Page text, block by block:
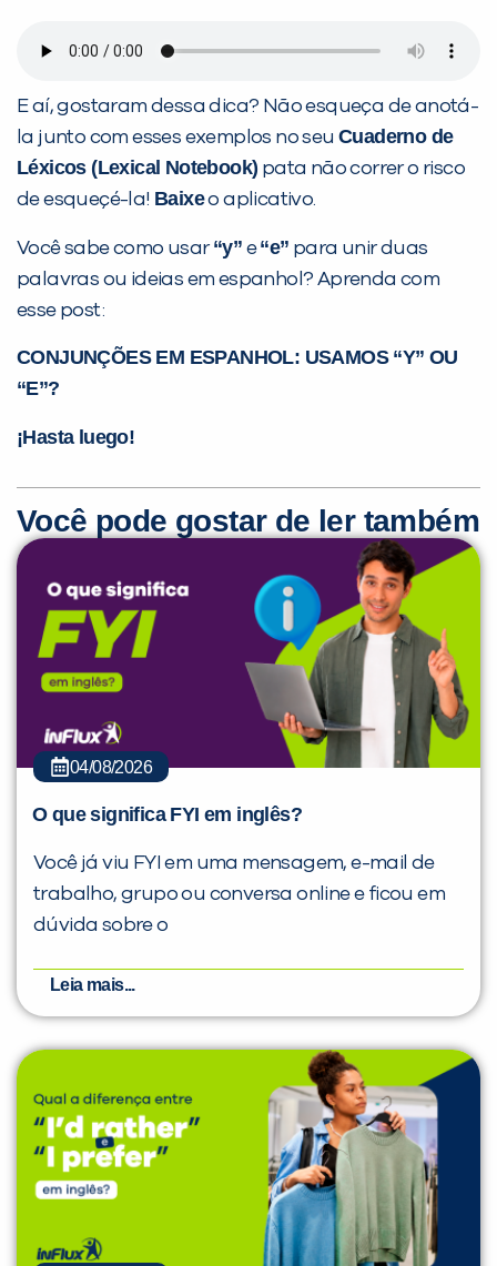
E aí, gostaram dessa dica? Não esqueça de anotá-
la junto com esses exemplos no seu Cuaderno de
Léxicos (Lexical Notebook) pata não correr o risco
de esqueçé-la! Baixeo aplicativo.
Você sabe como usar“y” e“e” para unir duas
palavras ou ideias em espanhol? Aprenda com
esse post:
CONJUNÇÕES EM ESPANHOL: USAMOS “Y” OU
“E”?
¡Hasta luego!
Você pode gostar de ler também
04/08/2026
O que significa FYI em inglês?
Você já viu FYI em uma mensagem, e-mail de
trabalho, grupo ou conversa online e ficou em
dúvida sobre o
Leia mais...